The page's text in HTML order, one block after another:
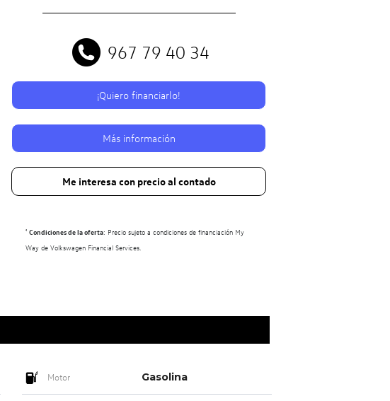
967 79 40 34
¡Quiero financiarlo!
Más información
Me interesa con precio al contado
¹Condiciones de la oferta: Precio sujeto a condiciones de financiación My
Way de Volkswagen Financial Services.
Motor Gasolina